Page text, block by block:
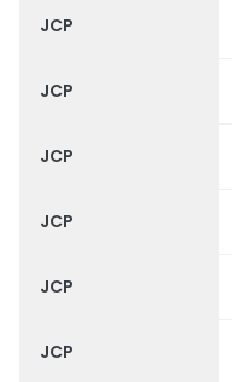
JCP
JCP
JCP
JCP
JCP
JCP